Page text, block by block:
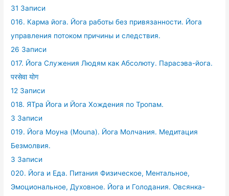
31 Записи
016. Карма йога. Йога работы без привязанности. Йога
управления потоком причины и следствия.
26 Записи
017. Йога Служения Людям как Абсолюту. Парасэва-йога.
परसेवा योग
12 Записи
018. ЯТра Йога и Йога Хождения по Тропам.
3 Записи
019. Йога Моуна (Mouna). Йога Молчания. Медитация
Безмолвия.
3 Записи
020. Йога и Еда. Питания Физическое, Ментальное,
Эмоциональное, Духовное. Йога и Голодания. Овсянка-